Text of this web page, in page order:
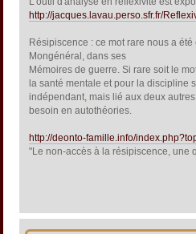
http://jacques.lavau.perso.sfr.fr/
Résipiscence : ce mot rare nous a
Mongénéral, dans ses
Mémoires de guerre. Si rare soit le
la santé mentale et pour la discipline
indépendant, mais lié aux deux
besoin en autothéories.
http://deonto-famille.info/
"Le non-accès à la résipiscence, une